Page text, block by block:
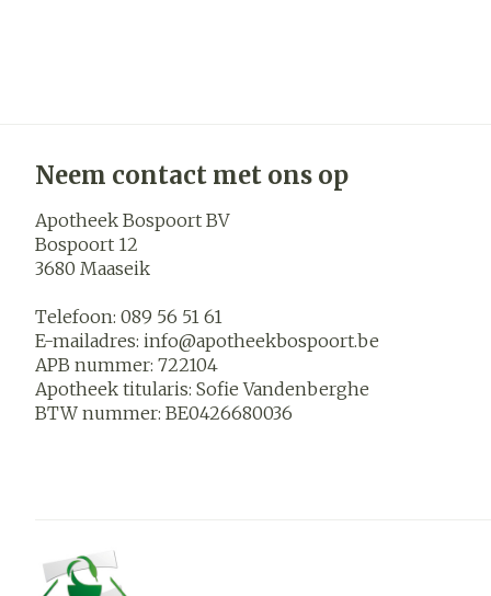
Neem contact met ons op
Apotheek Bospoort BV
Bospoort 12
3680 Maaseik
Telefoon: 089 56 51 61
E-mailadres: info@apotheekbospoort.be
APB nummer: 722104
Apotheek titularis: Sofie Vandenberghe
BTW nummer: BE0426680036